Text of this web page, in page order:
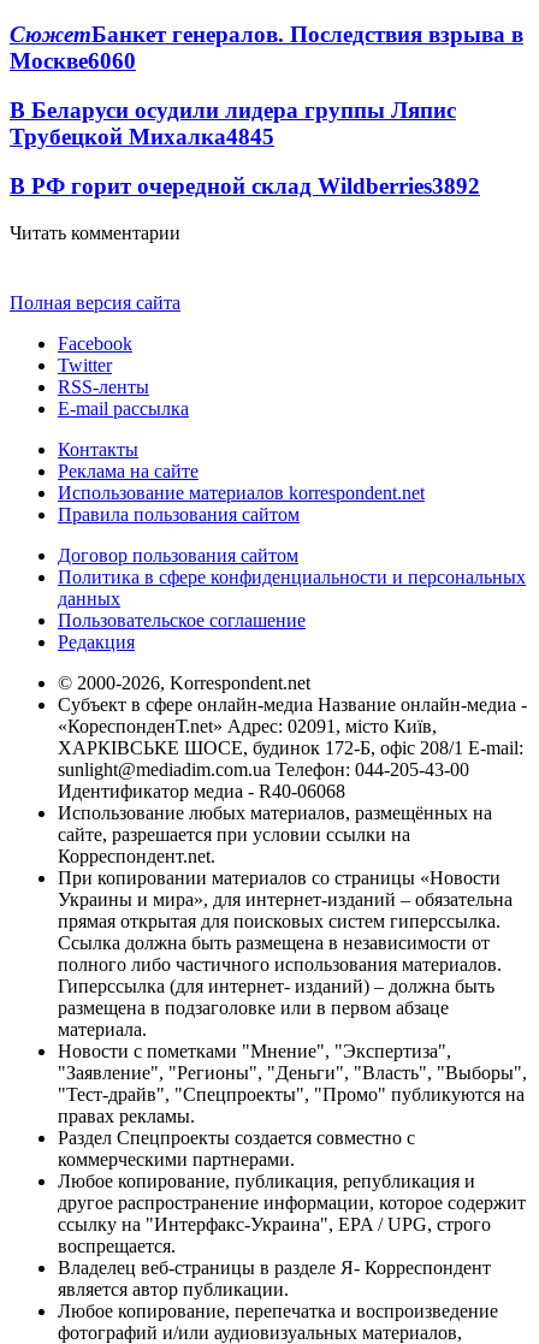
СюжетБанкет генералов. Последствия взрыва в
Москве6060
В Беларуси осудили лидера группы Ляпис
Трубецкой Михалка4845
В РФ горит очередной склад Wildberries3892
Читать комментарии
Полная версия сайта
Facebook
Twitter
RSS-ленты
E-mail рассылка
Контакты
Реклама на сайте
Использование материалов korrespondent.net
Правила пользования сайтом
Договор пользования сайтом
Политика в сфере конфиденциальности и персональных
данных
Пользовательское соглашение
Редакция
© 2000-2026, Korrespondent.net
Субъект в сфере онлайн-медиа Название онлайн-медиа -
«КореспонденТ.net» Адрес: 02091, місто Київ,
ХАРКІВСЬКЕ ШОСЕ, будинок 172-Б, офіс 208/1 E-mail:
sunlight@mediadim.com.ua Телефон: 044-205-43-00
Идентификатор медиа - R40-06068
Использование любых материалов, размещённых на
сайте, разрешается при условии ссылки на
Корреспондент.net.
При копировании материалов со страницы «Новости
Украины и мира», для интернет-изданий – обязательна
прямая открытая для поисковых систем гиперссылка.
Ссылка должна быть размещена в независимости от
полного либо частичного использования материалов.
Гиперссылка (для интернет- изданий) – должна быть
размещена в подзаголовке или в первом абзаце
материала.
Новости с пометками "Мнение", "Экспертиза",
"Заявление", "Регионы", "Деньги", "Власть", "Выборы",
"Тест-драйв", "Спецпроекты", "Промо" публикуются на
правах рекламы.
Раздел Спецпроекты создается совместно с
коммерческими партнерами.
Любое копирование, публикация, републикация и
другое распространение информации, которое содержит
ссылку на "Интерфакс-Украина", EPA / UPG, строго
воспрещается.
Владелец веб-страницы в разделе Я- Корреспондент
является автор публикации.
Любое копирование, перепечатка и воспроизведение
фотографий и/или аудиовизуальных материалов,